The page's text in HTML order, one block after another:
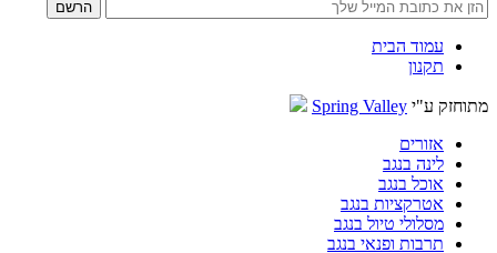
עמוד הבית
תקנון
מתוחזק ע"י Spring Valley
אזורים
לינה בנגב
אוכל בנגב
אטרקציות בנגב
מסלולי טיול בנגב
תרבות ופנאי בנגב